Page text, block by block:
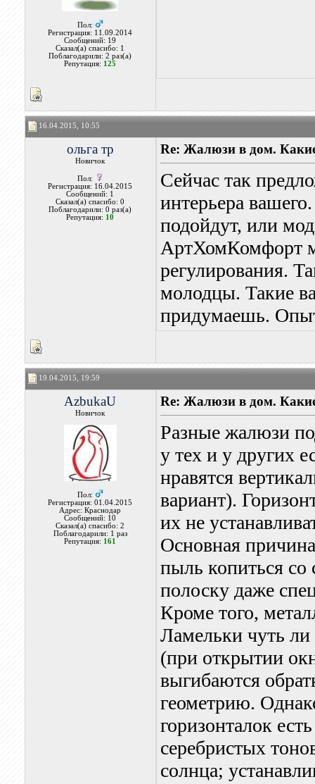
Пол:
Регистрация: 11.09.2014
Сообщений: 19
Сказал(а) спасибо: 1
Поблагодарили: 2 раз(а)
Репутация: 125
16.04.2015, 10:55
ольга тр
Новичок
Пол:
Регистрация: 16.04.2015
Сообщений: 1
Сказал(а) спасибо: 0
Поблагодарили: 0 раз(а)
Репутация: 10
Re: Жалюзи в дом.
Сейчас так
интерьера
подойдут, или
АртХомКомфорт
регулирования.
молодцы. Такие
придумаешь.
19.04.2015, 19:59
AzbukaU
Новичок
Пол:
Регистрация: 01.04.2015
Адрес: Краснодар
Сообщений: 10
Сказал(а) спасибо: 2
Поблагодарили: 1 раз
Репутация: 161
Re: Жалюзи в дом.
Разные жалюзи
у тех и у других
нравятся
вариант).
их не
Основная
пыль копиться со
полоску даже
Кроме того,
Ламельки чуть
(при открытии
выгибаются
геометрию.
горизонталок
серебристых
солнца;